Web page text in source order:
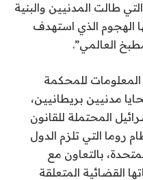
طالت المدنيين والبنية
الهجوم الذي استهدف
العالمي”.
للمحكمة
مدنيين بريطانيين،
المحتملة للقانون
المادة 86 من نظام روما التي تلزم الدول
بالتعاون مع
القضائية المتعلقة